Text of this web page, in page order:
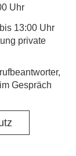
Uhr
13:00 Uhr
private
Gespräch